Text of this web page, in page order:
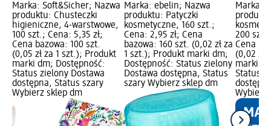
Marka: Soft&Sicher; Nazwa
produktu: Chusteczki
higieniczne, 4-warstwowe,
100 szt.; Cena: 5,35 zł;
Cena bazowa: 100 szt.
(0,05 zł za 1 szt.); Produkt
marki dm; Dostępność:
Status zielony Dostawa
dostępna, Status szary
Wybierz sklep dm
Marka: ebelin; Nazwa
produktu: Patyczki
kosmetyczne, 160 szt.;
Cena: 2,95 zł; Cena
bazowa: 160 szt. (0,02 zł za
1 szt.); Produkt marki dm;
Dostępność: Status zielony
Dostawa dostępna, Status
szary Wybierz sklep dm
Marka:
200 szt.;
Cena
(0,02 zł
marki
Status
Wybierz